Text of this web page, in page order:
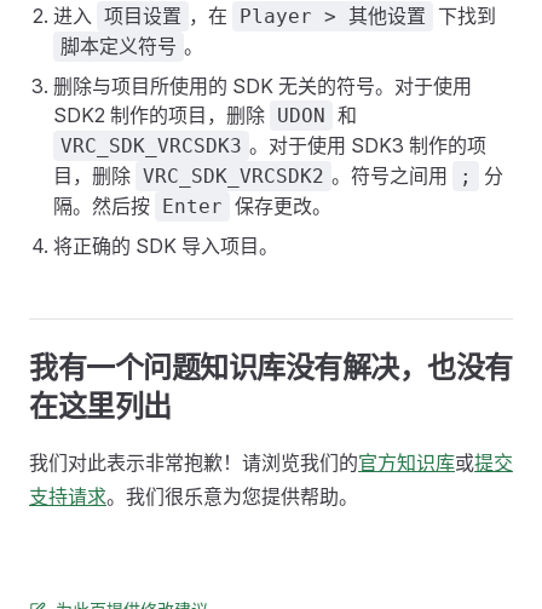
进入 项目设置 ，在 Player > 其他设置 下找到
脚本定义符号 。
删除与项目所使用的 SDK 无关的符号。对于使用
SDK2 制作的项目，删除 UDON 和
VRC_SDK_VRCSDK3 。对于使用 SDK3 制作的项
目，删除 VRC_SDK_VRCSDK2 。符号之间用 ;
分
隔。然后按 Enter 保存更改。
将正确的 SDK 导入项目。
我有一个问题知识库没有解决，也没有
在这里列出
我们对此表示非常抱歉！请浏览我们的官方知识库或提交
支持请求。我们很乐意为您提供帮助。